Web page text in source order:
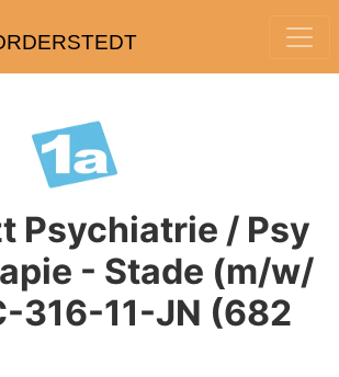
Psychiatrie / Psy
- Stade (m/w/
316-11-JN (682